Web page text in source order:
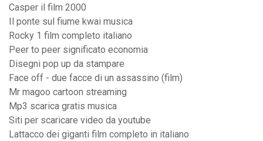
Casper il film 2000
Il ponte sul fiume kwai musica
Rocky 1 film completo italiano
Peer to peer significato economia
Disegni pop up da stampare
Face off - due facce di un assassino (film)
Mr magoo cartoon streaming
Mp3 scarica gratis musica
Siti per scaricare video da youtube
Lattacco dei giganti film completo in italiano